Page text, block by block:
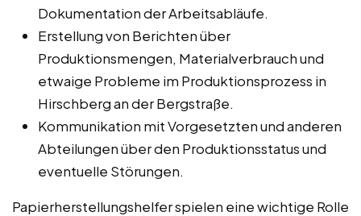
Dokumentation der Arbeitsabläufe.
Erstellung von Berichten über
Produktionsmengen, Materialverbrauch und
etwaige Probleme im Produktionsprozess in
Hirschberg an der Bergstraße.
Kommunikation mit Vorgesetzten und anderen
Abteilungen über den Produktionsstatus und
eventuelle Störungen.
Papierherstellungshelfer spielen eine wichtige Rolle